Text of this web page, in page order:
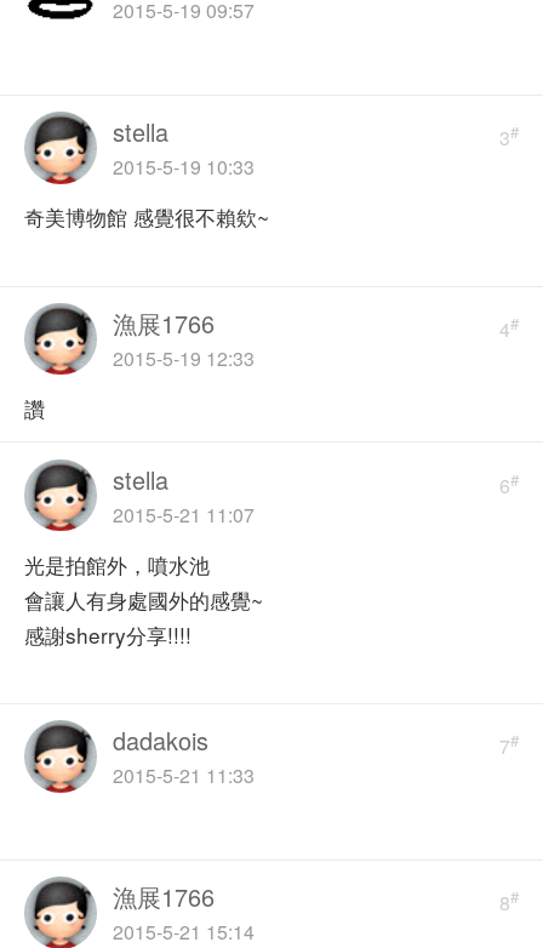
2015-5-19 09:57
3#
stella
2015-5-19 10:33
奇美博物館 感覺很不賴欸~
4#
漁展1766
2015-5-19 12:33
讚
6#
stella
2015-5-21 11:07
光是拍館外，噴水池
會讓人有身處國外的感覺~
感謝sherry分享!!!!
7#
dadakois
2015-5-21 11:33
8#
漁展1766
2015-5-21 15:14